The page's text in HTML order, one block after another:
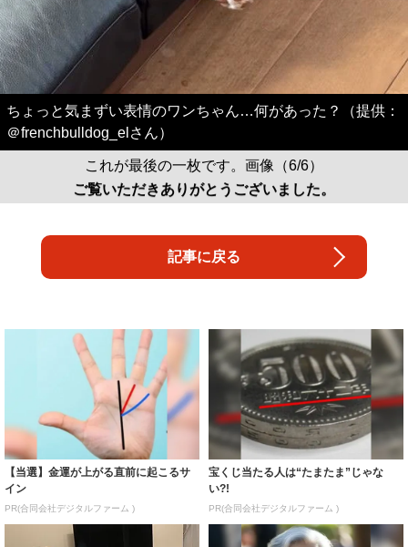
ちょっと気まずい表情のワンちゃん…何があった？（提供：
＠frenchbulldog_elさん）
これが最後の一枚です。画像（6/6）
ご覧いただきありがとうございました。
記事に戻る
【当選】金運が上がる直前に起こるサ
イン
PR(合同会社デジタルファーム )
宝くじ当たる人は“たまたま”じゃな
い?!
PR(合同会社デジタルファーム )